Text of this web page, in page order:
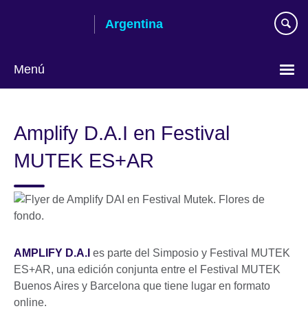
Argentina
Menú
language
Amplify D.A.I en Festival
MUTEK ES+AR
AMPLIFY D.A.I es parte del Simposio y Festival MUTEK
ES+AR, una edición conjunta entre el Festival MUTEK
Buenos Aires y Barcelona que tiene lugar en formato
online.